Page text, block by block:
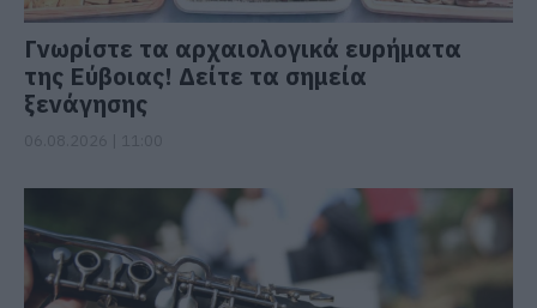
Γνωρίστε τα αρχαιολογικά ευρήματα
της Εύβοιας! Δείτε τα σημεία
ξενάγησης